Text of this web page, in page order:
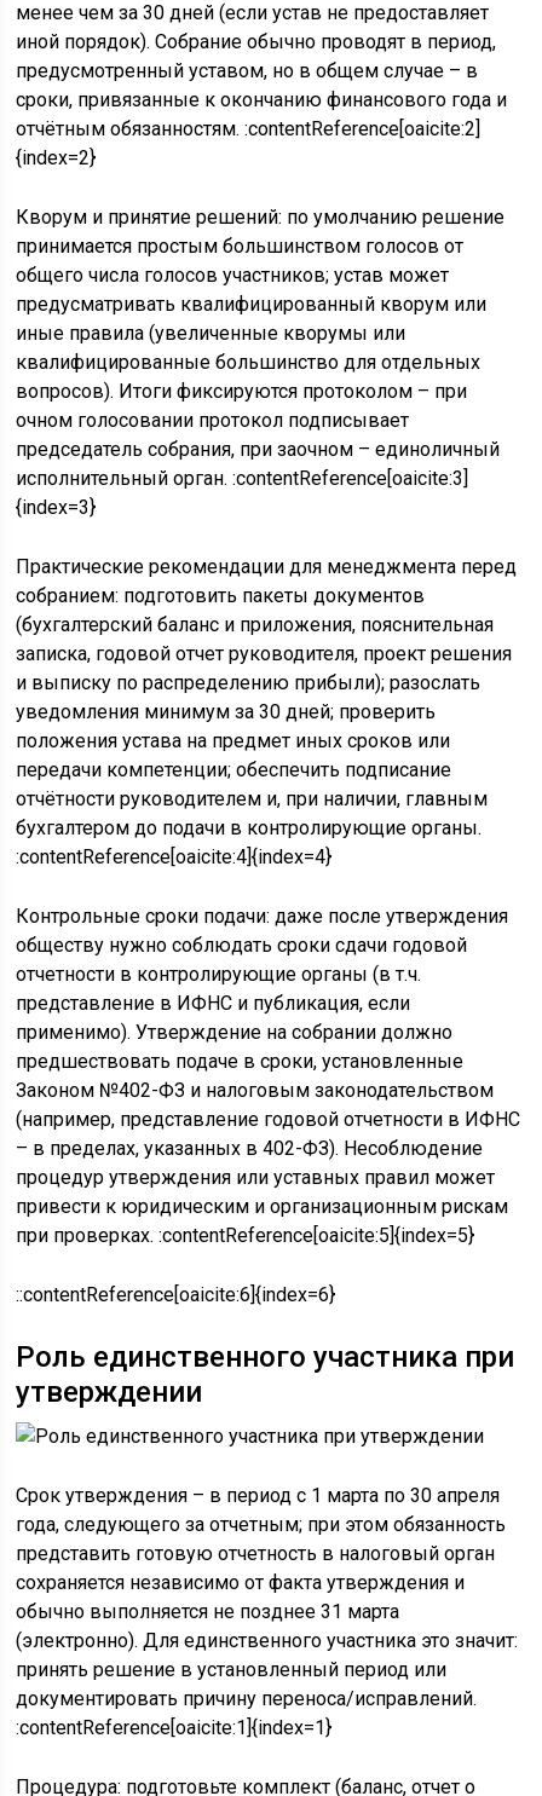
менее чем за 30 дней (если устав не предоставляет
иной порядок). Собрание обычно проводят в период,
предусмотренный уставом, но в общем случае – в
сроки, привязанные к окончанию финансового года и
отчётным обязанностям. :contentReference[oaicite:2]
{index=2}
Кворум и принятие решений: по умолчанию решение
принимается простым большинством голосов от
общего числа голосов участников; устав может
предусматривать квалифицированный кворум или
иные правила (увеличенные кворумы или
квалифицированные большинство для отдельных
вопросов). Итоги фиксируются протоколом – при
очном голосовании протокол подписывает
председатель собрания, при заочном – единоличный
исполнительный орган. :contentReference[oaicite:3]
{index=3}
Практические рекомендации для менеджмента перед
собранием: подготовить пакеты документов
(бухгалтерский баланс и приложения, пояснительная
записка, годовой отчет руководителя, проект решения
и выписку по распределению прибыли); разослать
уведомления минимум за 30 дней; проверить
положения устава на предмет иных сроков или
передачи компетенции; обеспечить подписание
отчётности руководителем и, при наличии, главным
бухгалтером до подачи в контролирующие органы.
:contentReference[oaicite:4]{index=4}
Контрольные сроки подачи: даже после утверждения
обществу нужно соблюдать сроки сдачи годовой
отчетности в контролирующие органы (в т.ч.
представление в ИФНС и публикация, если
применимо). Утверждение на собрании должно
предшествовать подаче в сроки, установленные
Законом №402-ФЗ и налоговым законодательством
(например, представление годовой отчетности в ИФНС
– в пределах, указанных в 402-ФЗ). Несоблюдение
процедур утверждения или уставных правил может
привести к юридическим и организационным рискам
при проверках. :contentReference[oaicite:5]{index=5}
::contentReference[oaicite:6]{index=6}
Роль единственного участника при
утверждении
Срок утверждения – в период с 1 марта по 30 апреля
года, следующего за отчетным; при этом обязанность
представить готовую отчетность в налоговый орган
сохраняется независимо от факта утверждения и
обычно выполняется не позднее 31 марта
(электронно). Для единственного участника это значит:
принять решение в установленный период или
документировать причину переноса/исправлений.
:contentReference[oaicite:1]{index=1}
Процедура: подготовьте комплект (баланс, отчет о